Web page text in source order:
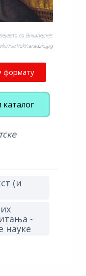
са Википедије:
File:VukKaradzic.jpg
формату
каталог
(и
-
науке